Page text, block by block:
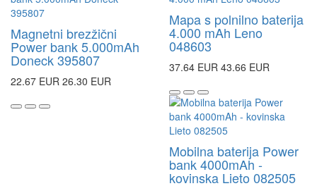
Magnetni brezžični
Power bank 5.000mAh
Doneck 395807
22.67 EUR 26.30 EUR
Mapa s polnilno baterija
4.000 mAh Leno
048603
37.64 EUR 43.66 EUR
Mobilna baterija Power
bank 4000mAh -
kovinska Lieto 082505